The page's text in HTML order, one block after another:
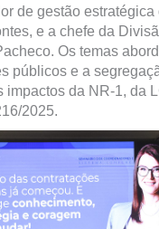
de gestão estratégica
e a chefe da
Os temas
públicos e a
impactos da NR-1, da
2025.